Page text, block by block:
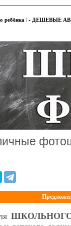
ребёнка | - ДЕШЕВЫЕ